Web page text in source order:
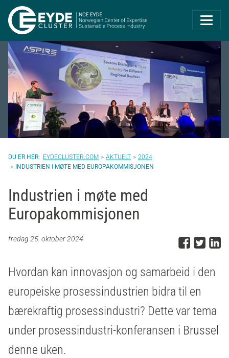
Eyde-Cluster |
EYDECLUSTER.COM AKTUELT
2024
INDUSTRIEN I MØTE MED EUROPAKOMMISJONEN
Industrien i møte med
Europakommisjonen
fredag 25. oktober 2024 DelDel
Hvordan kan innovasjon og samarbeid i den
europeiske prosessindustrien bidra til en
bærekraftig prosessindustri? Dette var tema
under prosessindustri-konferansen i Brussel
denne uken.